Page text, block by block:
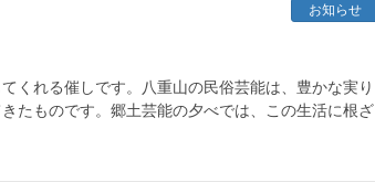
お知らせ
くれる催しです。八重山の民俗芸能は、豊かな実り
たものです。郷土芸能の夕べでは、この生活に根ざ